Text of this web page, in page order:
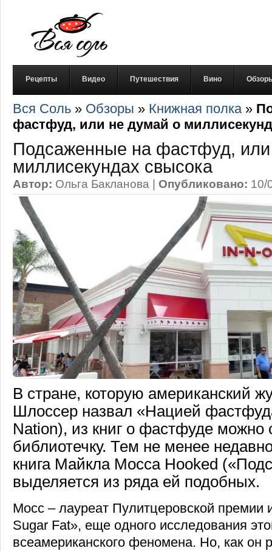
Рецепты Видео Путешествия Вино
Вся Соль » Обзоры » Книжная полка»
фастфуд, или не думай о
Подсаженные на фастфуд,
миллисекундах свысока
Автор: Ольга Бакланова | Опубликовано: 10/
В стране, которую американский
Шлоссер назвал «Нацией
Nation), из книг о фастфуде можно
библиотечку. Тем не менее
книга Майкла Мосса Hooked
выделяется из ряда ей подобных.
Мосс – лауреат Пулитцеровской премии
Sugar Fat», еще одного исследования
всеамериканского феномена. Но, как он